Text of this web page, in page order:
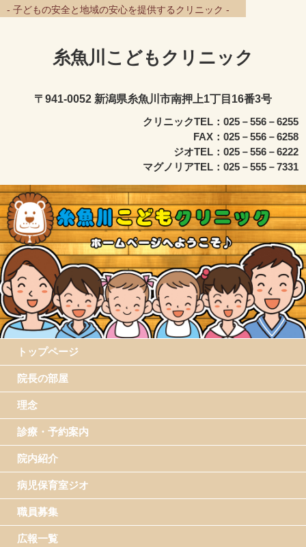
- 子どもの安全と地域の安心を提供するクリニック -
糸魚川こどもクリニック
〒941-0052 新潟県糸魚川市南押上1丁目16番3号
クリニックTEL：025－556－6255
FAX：025－556－6258
ジオTEL：025－556－6222
マグノリアTEL：025－555－7331
トップページ
院長の部屋
理念
診療・予約案内
院内紹介
病児保育室ジオ
職員募集
広報一覧